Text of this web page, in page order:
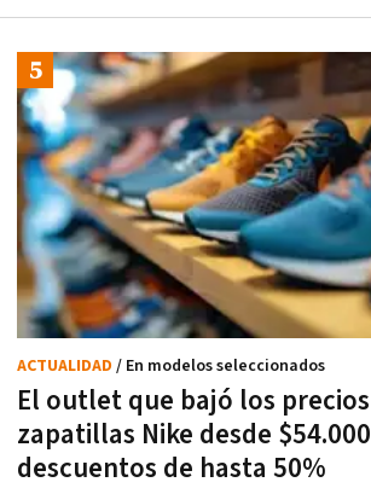
El outlet que bajó los
zapatillas Nike desde
descuentos de hasta 50%
ACTUALIDAD / En modelos seleccionados